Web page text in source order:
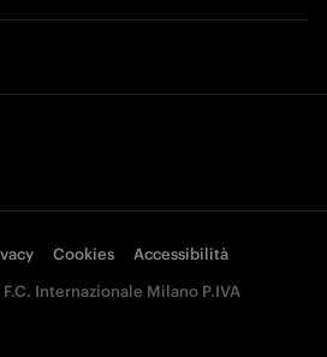
Cookies
Accessibilità
Internazionale Milano P.IVA